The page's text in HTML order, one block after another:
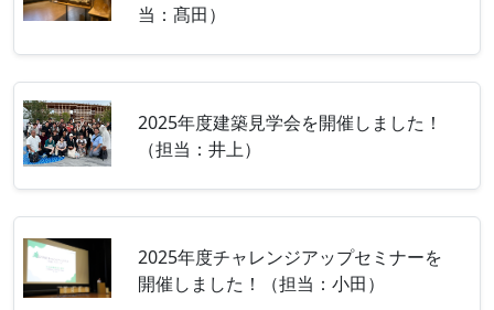
当：髙田）
2025年度建築見学会を開催しました！
（担当：井上）
2025年度チャレンジアップセミナーを
開催しました！（担当：小田）